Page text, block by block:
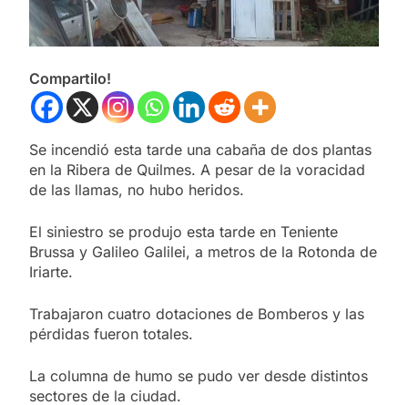
Compartilo!
Se incendió esta tarde una cabaña de dos plantas
en la Ribera de Quilmes. A pesar de la voracidad
de las llamas, no hubo heridos.
El siniestro se produjo esta tarde en Teniente
Brussa y Galileo Galilei, a metros de la Rotonda de
Iriarte.
Trabajaron cuatro dotaciones de Bomberos y las
pérdidas fueron totales.
La columna de humo se pudo ver desde distintos
sectores de la ciudad.